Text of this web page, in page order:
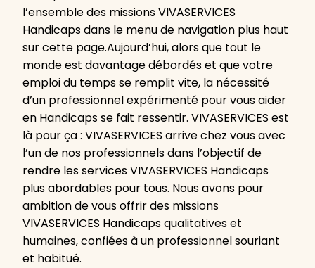
l’ensemble des missions VIVASERVICES
Handicaps dans le menu de navigation plus haut
sur cette page.Aujourd’hui, alors que tout le
monde est davantage débordés et que votre
emploi du temps se remplit vite, la nécessité
d’un professionnel expérimenté pour vous aider
en Handicaps se fait ressentir. VIVASERVICES est
là pour ça : VIVASERVICES arrive chez vous avec
l’un de nos professionnels dans l’objectif de
rendre les services VIVASERVICES Handicaps
plus abordables pour tous. Nous avons pour
ambition de vous offrir des missions
VIVASERVICES Handicaps qualitatives et
humaines, confiées à un professionnel souriant
et habitué.